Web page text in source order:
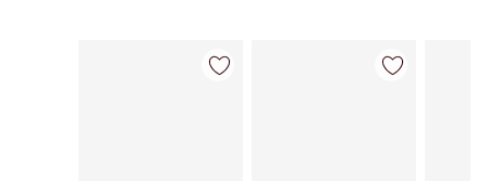
Artículo 1 de 116 Artículo 2 de 116